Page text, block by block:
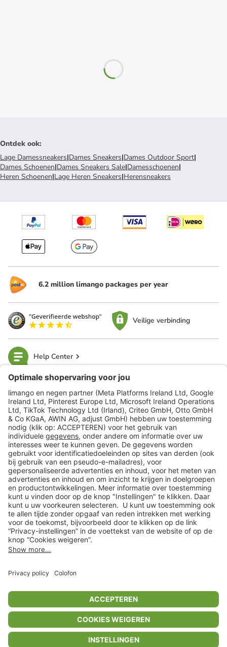
In winkelwagentje voor
Ontdek ook:
Lage Damessneakers|Dames Sneakers|Dames Outdoor Sport|
Dames Schoenen|Dames Sneakers Sale|Damesschoenen|
Heren Schoenen|Lage Heren Sneakers|Herensneakers
6.2 million limango packages per year
Veilige verbinding
Help Center
limango
Veilig winkelen
Klantenservice
Shop
Acties
limango.de limango.pl
** Alle prijsopgaven zijn inclusief belasting en exclusief verzendkosten
ᵃ Bij een minimale bestelwaarde van €15.